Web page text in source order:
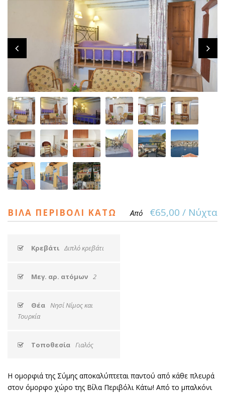
ΒΊΛΑ ΠΕΡΙΒΌΛΙ ΚΆΤΩ Από €65,00 / Νύχτα
Κρεβάτι Διπλό κρεβάτι
Μεγ. αρ. ατόμων 2
Θέα Νησί Νίμος και
Τουρκία
Τοποθεσία Γιαλός
Η ομορφιά της Σύμης αποκαλύπτεται παντού από κάθε πλευρά
στον όμορφο χώρο της Βίλα Περιβόλι Κάτω! Από το μπαλκόνι